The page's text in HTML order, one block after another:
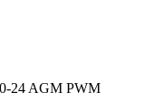
24 AGM PWM